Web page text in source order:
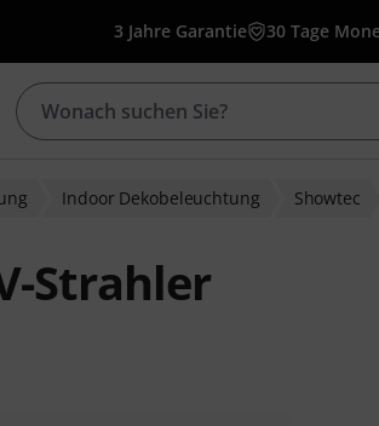
3 Jahre Garantie 30 Tage
Indoor Dekobeleuchtung Showtec
Strahler